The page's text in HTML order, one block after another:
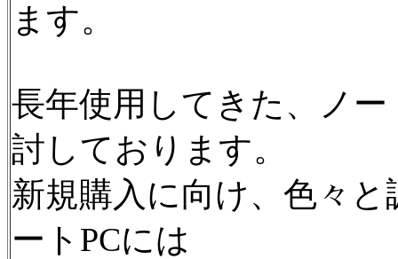
ます。
長年使用してきた、ノ
討しております。
新規購入に向け、色々
ートPCには